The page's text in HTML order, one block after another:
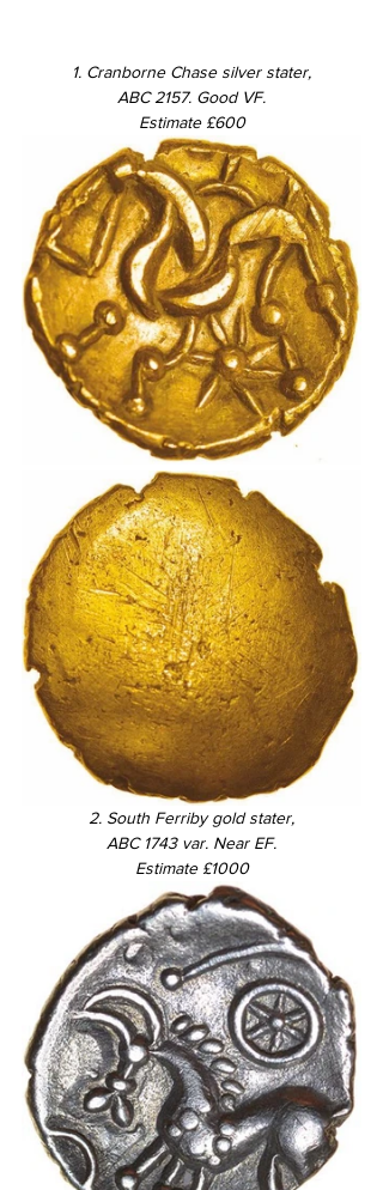
1. Cranborne Chase silver stater,
ABC 2157. Good VF.
Estimate £600
2. South Ferriby gold stater,
ABC 1743 var. Near EF.
Estimate £1000